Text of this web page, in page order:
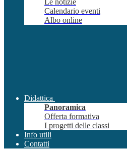
Le notizie
Calendario eventi
Albo online
Didattica
Panoramica
Offerta formativa
I progetti delle classi
Info utili
Contatti